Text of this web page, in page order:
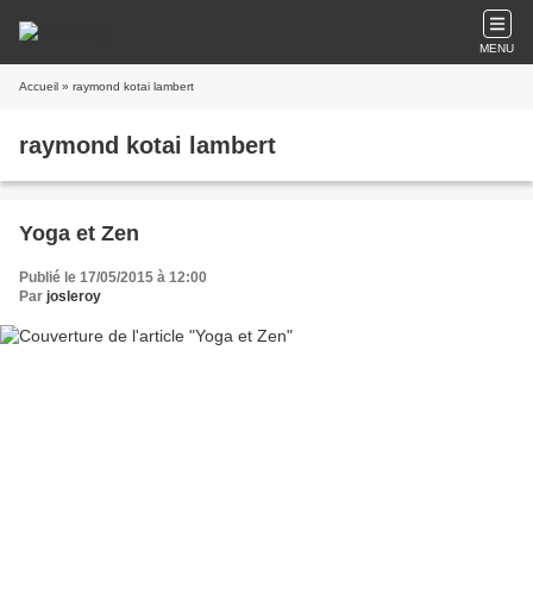
MENU
Accueil » raymond kotai lambert
raymond kotai lambert
Yoga et Zen
Publié le 17/05/2015 à 12:00
Par josleroy